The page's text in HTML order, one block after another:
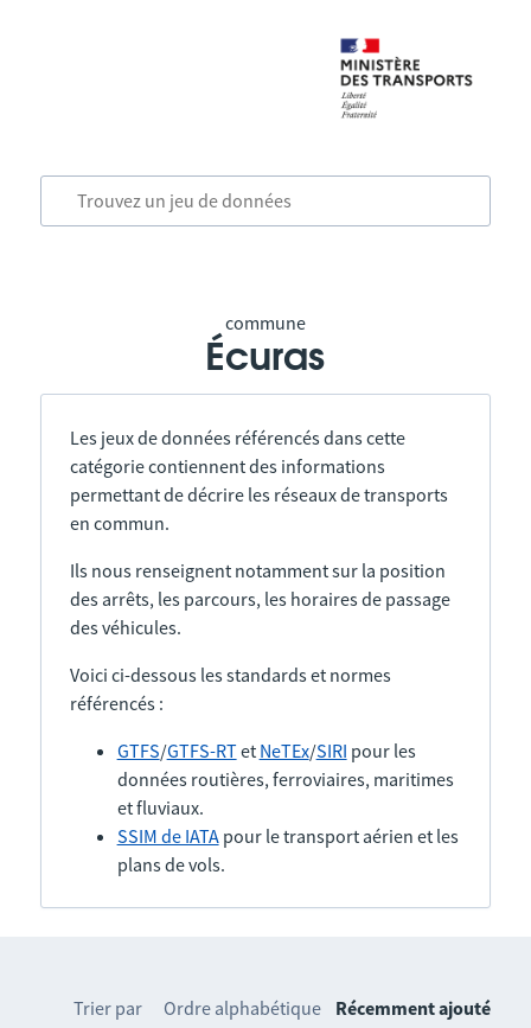
commune
Écuras
Les jeux de données référencés dans cette
catégorie contiennent des informations
permettant de décrire les réseaux de transports
en commun.
Ils nous renseignent notamment sur la position
des arrêts, les parcours, les horaires de passage
des véhicules.
Voici ci-dessous les standards et normes
référencés :
GTFS/GTFS-RTet NeTEx/SIRI pour les
données routières, ferroviaires, maritimes
et fluviaux.
SSIM de IATApour le transport aérien et les
plans de vols.
Trier par Ordre alphabétique Récemment ajouté